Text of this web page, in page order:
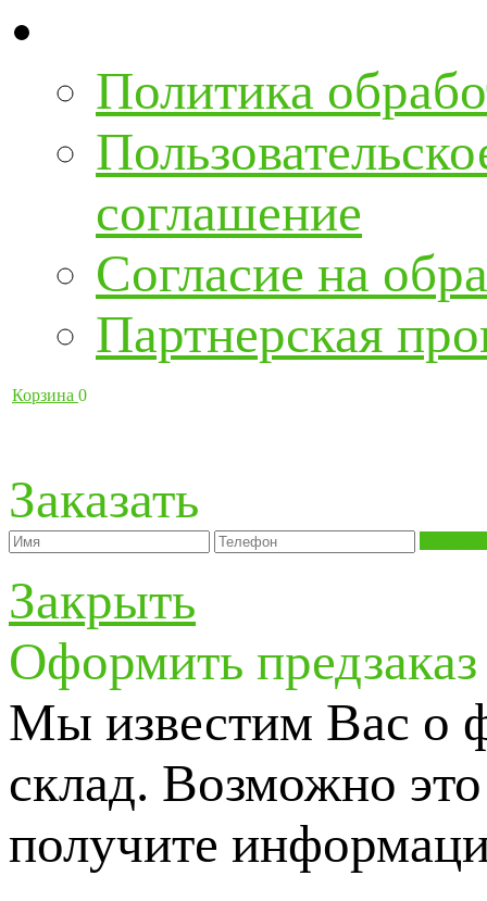
Политика
соглашение
Согласие на
Партнерская
Корзина 0
Заказать
Закрыть
Оформить предзаказ
Мы известим Вас о
склад. Возможно
получите